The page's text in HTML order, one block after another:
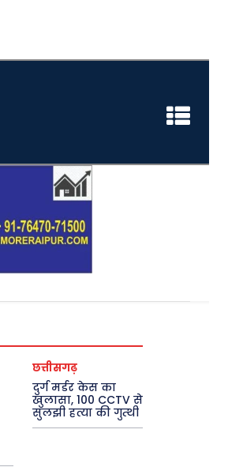
छत्तीसगढ़
दुर्ग मर्डर केस का
खुलासा, 100 CCTV से
सुलझी हत्या की गुत्थी